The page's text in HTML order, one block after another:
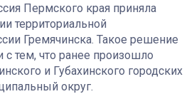
Пермского края приняла
территориальной
Гремячинска. Такое решение
с тем, что ранее произошло
и Губахинского городских
округ.